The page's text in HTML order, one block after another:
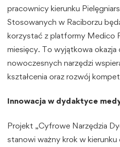
pracownicy kierunku
Stosowanych w Raciborzu
korzystać z platformy Medico
miesięcy. To wyjątkowa
nowoczesnych narzędzi
kształcenia oraz rozwój
Innowacja w dydaktyce
Projekt „Cyfrowe Narzędzia
stanowi ważny krok w